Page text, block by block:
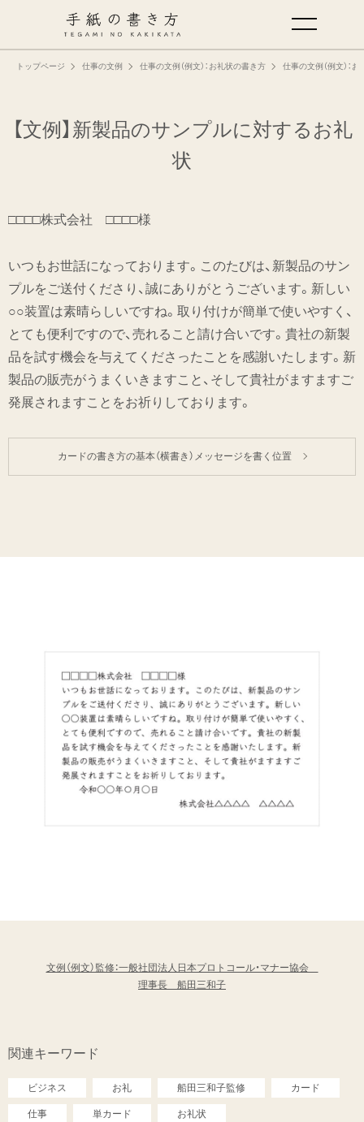
トップページ 仕事の文例 仕事の文例（例文）：お礼状の書き方 仕事の文例（例文）：お
【文例】新製品のサンプルに対するお礼
状
□□□□株式会社 □□□□様
いつもお世話になっております。このたびは、新製品のサン
プルをご送付くださり、誠にありがとうございます。新しい
○○装置は素晴らしいですね。取り付けが簡単で使いやすく、
とても便利ですので、売れること請け合いです。貴社の新製
品を試す機会を与えてくださったことを感謝いたします。新
製品の販売がうまくいきますこと、そして貴社がますますご
発展されますことをお祈りしております。
カードの書き方の基本（横書き）メッセージを書く位置
文例（例文）監修：一般社団法人日本プロトコール・マナー協会
理事長 船田三和子
関連キーワード
ビジネス お礼 船田三和子監修 カード
仕事 単カード お礼状
手紙の基本
仕事の手紙の書き方
仕事の文例
特集
ミドリオフィシャルサイト